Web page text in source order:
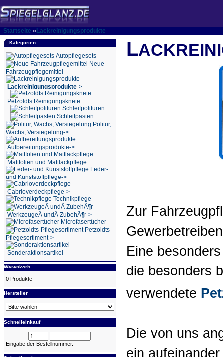
Startseite » Lackreinigungsprodukte
Kategorien
Autopflegesets
Neue
Fahrzeugpflegemittel
Lackreinigungsprodukte->
Petzoldts Reinigungsknete
Schleifpolituren
Schleifpasten
Politur,
Wachs, Versiegelung->
Aufbereitungsprodukte->
Mattfolien und Mattlackpflege
Leder-
und Kunststoffpflege->
Cabrioverdeckpflege->
Technikpflege
WerkzeugeÂ undÂ ZubehÃ¶r->
Microfasertücher
Petzoldts-
Pflegesortiment->
Sonderaktionsartikel
Warenkorb
0 Produkte
Hersteller
Schnelleinkauf
Eingabe der Bestellnummer.
L
Zur
Eine
die besonders
verwendete
Die von uns
ein